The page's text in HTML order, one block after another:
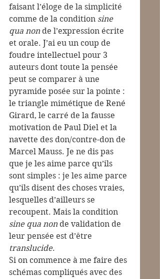
faisant l’éloge de la simplicité
comme de la condition sine
qua non de l’expression écrite
et orale. J’ai eu un coup de
foudre intellectuel pour 3
auteurs dont toute la pensée
peut se comparer à une
pyramide posée sur la pointe :
le triangle mimétique de René
Girard, le carré de la fausse
motivation de Paul Diel et la
navette des don/contre-don de
Marcel Mauss. Je ne dis pas
que je les aime parce qu’ils
sont simples : je les aime parce
qu’ils disent des choses vraies,
lesquelles d’ailleurs se
recoupent. Mais la condition
sine qua non de validation de
leur pensée est d’être
translucide.
Si on commence à me faire des
schémas compliqués avec des